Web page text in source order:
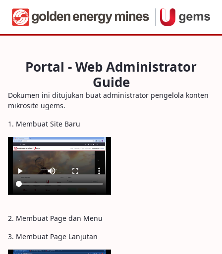
Portal - Web Administrator Guide
Portal - Web Administrator
Guide
Dokumen ini ditujukan buat administrator pengelola konten
mikrosite ugems.
1. Membuat Site Baru
2. Membuat Page dan Menu
3. Membuat Page Lanjutan